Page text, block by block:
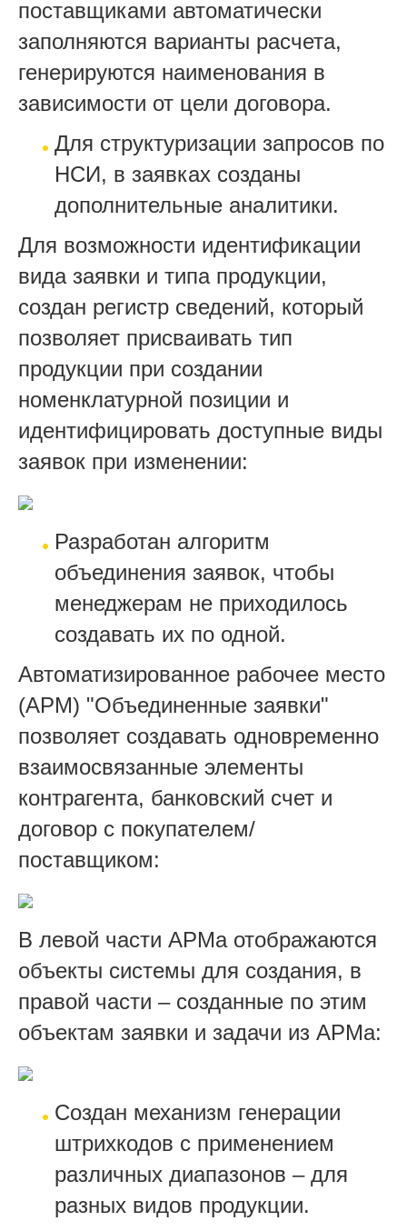
поставщиками автоматически
заполняются варианты расчета,
генерируются наименования в
зависимости от цели договора.
Для структуризации запросов по
НСИ, в заявках созданы
дополнительные аналитики.
Для возможности идентификации
вида заявки и типа продукции,
создан регистр сведений, который
позволяет присваивать тип
продукции при создании
номенклатурной позиции и
идентифицировать доступные виды
заявок при изменении:
Разработан алгоритм
объединения заявок, чтобы
менеджерам не приходилось
создавать их по одной.
Автоматизированное рабочее место
(АРМ) "Объединенные заявки"
позволяет создавать одновременно
взаимосвязанные элементы
контрагента, банковский счет и
договор с покупателем/
поставщиком:
В левой части АРМа отображаются
объекты системы для создания, в
правой части – созданные по этим
объектам заявки и задачи из АРМа:
Создан механизм генерации
штрихкодов с применением
различных диапазонов – для
разных видов продукции.